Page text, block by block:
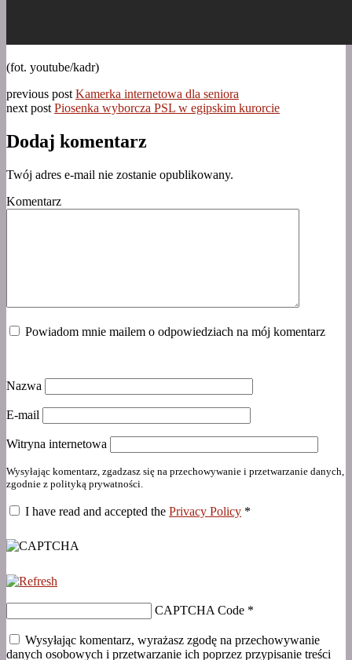
(fot. youtube/kadr)
previous post Kamerka internetowa dla seniora
next post Piosenka wyborcza PSL w egipskim kurorcie
Dodaj komentarz
Twój adres e-mail nie zostanie opublikowany.
Komentarz
Powiadom mnie mailem o odpowiedziach na mój komentarz
Nazwa
E-mail
Witryna internetowa
Wysyłając komentarz, zgadzasz się na przechowywanie i przetwarzanie danych,
zgodnie z polityką prywatności.
I have read and accepted the Privacy Policy *
CAPTCHA Code *
Wysyłając komentarz, wyrażasz zgodę na przechowywanie
danych osobowych i przetwarzanie ich poprzez przypisanie treści